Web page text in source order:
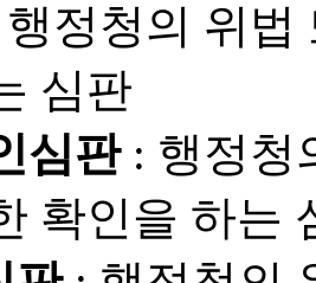
정청의 위법
심판
심판: 행정청
확인을 하는